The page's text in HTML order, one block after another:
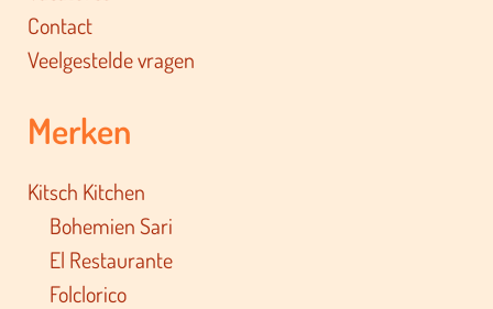
Contact
Veelgestelde vragen
Merken
Kitsch Kitchen
Bohemien Sari
El Restaurante
Folclorico